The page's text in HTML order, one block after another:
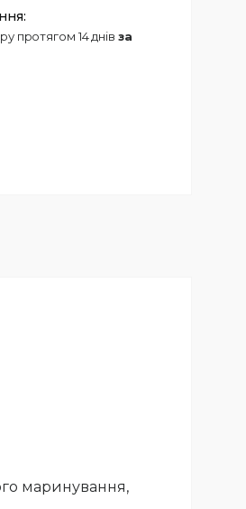
протягом 14 днів за
маринування,